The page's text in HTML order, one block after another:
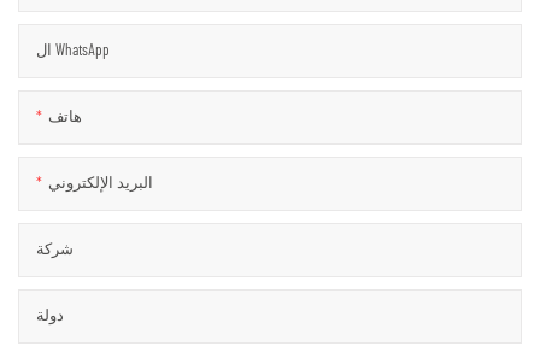
ال WhatsApp
هاتف
البريد الإلكتروني
شركة
دولة